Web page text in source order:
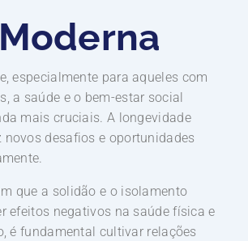
especialmente para aqueles com
a saúde e o bem-estar social
mais cruciais. A longevidade
desafios e oportunidades
que a solidão e o isolamento
efeitos negativos na saúde física e
é fundamental cultivar relações